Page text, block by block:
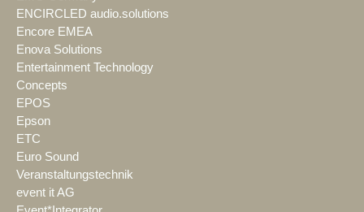
ENCIRCLED audio.solutions
Encore EMEA
Enova Solutions
Entertainment Technology
Concepts
EPOS
Epson
ETC
Euro Sound
Veranstaltungstechnik
event it AG